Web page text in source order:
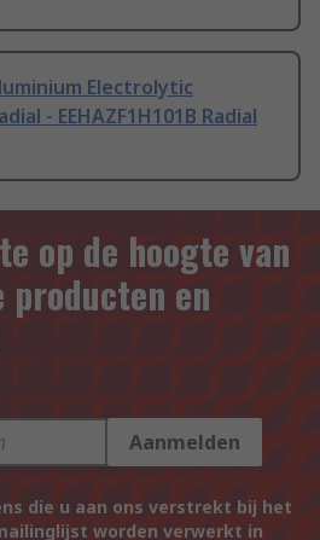
Electrolytic
- EEHAZF1H101B Radial
op de hoogte van
producten en
Aanmelden
die u aan ons verstrekt bij het
worden verwerkt in